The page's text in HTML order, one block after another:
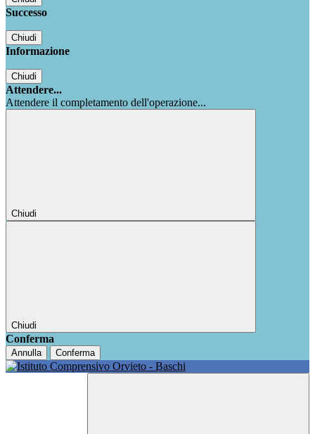
Successo
Chiudi
Informazione
Chiudi
Attendere...
Attendere il completamento dell'operazione...
Chiudi
Chiudi
Conferma
Annulla Conferma